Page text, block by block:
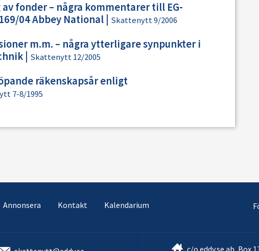
fonder – några kommentarer till EG-
04 Abbey National| Skattenytt 9/2006
m.m. – några ytterligare synpunkter i
| Skattenytt 12/2005
räkenskapsår enligt
7-8/1995
Annonsera Kontakt Kalendarium
c/o eddy.se ab, Box